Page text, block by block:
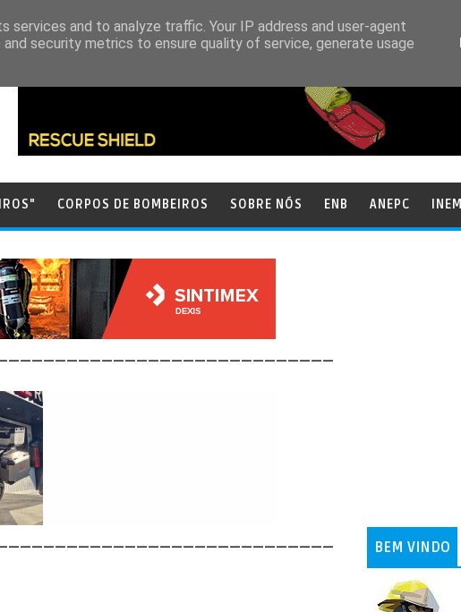
CORPOS DE BOMBEIROS SOBRE NÓS ENB ANEPC INEM
BEM VINDO
and to analyze traffic. Your IP address and user-agent
security metrics to ensure quality of service, generate usage